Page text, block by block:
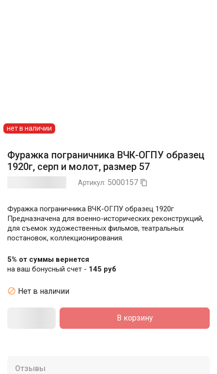
нет в наличии
Фуражка пограничника ВЧК-ОГПУ образец
1920г, серп и молот, размер 57
Артикул: 5000157 
Фуражка пограничника ВЧК-ОГПУ образец 1920г
Предназначена для военно-исторических реконструкций,
для съемок художественных фильмов, театральных
постановок, коллекционирования.
5% от суммы вернется
на ваш бонусный счет - 145 руб
 Нет в наличии
В корзину
Отзывы